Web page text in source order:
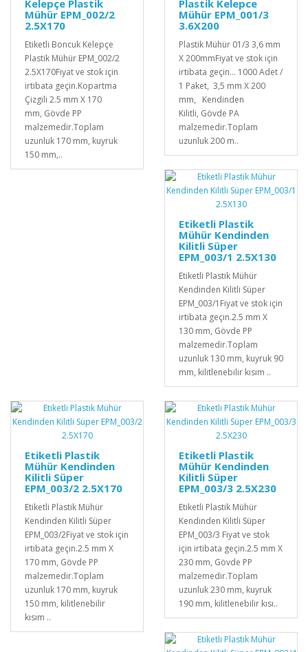
Kelepçe Plastik
Mühür EPM_002/2
2.5X170
Etiketli Boncuk Kelepçe
Plastik Mühür EPM_002/2
2.5X170Fiyat ve stok için
irtibata geçin.Kopartma
Çizgili 2.5 mm X 170
mm, Gövde PP
malzemedir.Toplam
uzunluk 170 mm, kuyruk
150 mm,..
Plastik Kelepce
Mühür EPM_001/3
3.6X200
Plastik Mühür 01/3 3,6 mm
X 200mmFiyat ve stok için
irtibata geçin... 1000 Adet /
1 Paket, 3,5 mm X 200
mm, Kendinden
Kilitli, Gövde PA
malzemedir.Toplam
uzunluk 200 m..
Etiketli Plastik
Mühür Kendinden
Kilitli Süper
EPM_003/1 2.5X130
Etiketli Plastik Mühür
Kendinden Kilitli Süper
EPM_003/1Fiyat ve stok için
irtibata geçin.2.5 mm X
130 mm, Gövde PP
malzemedir.Toplam
uzunluk 130 mm, kuyruk 90
mm, kilitlenebilir kısım ..
Etiketli Plastik
Mühür Kendinden
Kilitli Süper
EPM_003/2 2.5X170
Etiketli Plastik Mühür
Kendinden Kilitli Süper
EPM_003/2Fiyat ve stok için
irtibata geçin.2.5 mm X
170 mm, Gövde PP
malzemedir.Toplam
uzunluk 170 mm, kuyruk
150 mm, kilitlenebilir
kısım ..
Etiketli Plastik
Mühür Kendinden
Kilitli Süper
EPM_003/3 2.5X230
Etiketli Plastik Mühür
Kendinden Kilitli Süper
EPM_003/3 Fiyat ve stok
için irtibata geçin.2.5 mm X
230 mm, Gövde PP
malzemedir.Toplam
uzunluk 230 mm, kuyruk
190 mm, kilitlenebilir kısı..